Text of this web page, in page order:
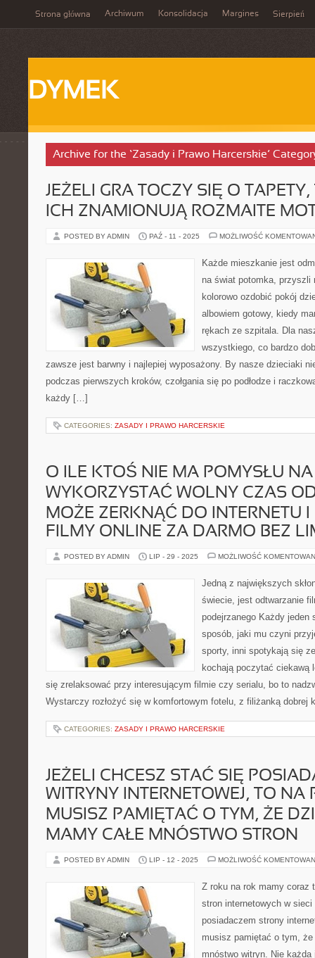
Strona główna Archiwum Konsolidacja Margines Sierpień
DYMEK
Archive for the ‘Zasady i Prawo Harcerskie’
JEŻELI GRA TOCZY SIĘ O
ICH ZNAMIONUJĄ ROZMAITE
POSTED BY ADMIN PAŹ - 11 - 2025 MOŻLIWOŚĆ
Każde mieszkanie jest
na świat potomka, przyszli
kolorowo ozdobić pokój
albowiem gotowy, kiedy
rękach ze szpitala. Dla
wszystkiego, co bardzo
zawsze jest barwny i najlepiej wyposażony. By nasze dzieciaki
podczas pierwszych kroków, czołgania się po podłodze i
każdy […]
CATEGORIES: ZASADY I PRAWO HARCERSKIE
O ILE KTOŚ NIE MA POMYSŁU
WYKORZYSTAĆ WOLNY CZAS
MOŻE ZERKNĄĆ DO INTERNETU I
FILMY ONLINE ZA DARMO BEZ
POSTED BY ADMIN LIP - 29 - 2025 MOŻLIWOŚĆ
Jedną z największych
świecie, jest odtwarzanie
podejrzanego Każdy jeden
sposób, jaki mu czyni
sporty, inni spotykają się
kochają poczytać ciekawą
się zrelaksować przy interesującym filmie czy serialu, bo to
Wystarczy rozłożyć się w komfortowym fotelu, z filiżanką
CATEGORIES: ZASADY I PRAWO HARCERSKIE
JEŻELI CHCESZ STAĆ SIĘ
WITRYNY INTERNETOWEJ, TO NA
MUSISZ PAMIĘTAĆ O TYM, ŻE
MAMY CAŁE MNÓSTWO STRON
POSTED BY ADMIN LIP - 12 - 2025 MOŻLIWOŚĆ
Z roku na rok mamy coraz
stron internetowych w
posiadaczem strony
musisz pamiętać o tym,
mnóstwo witryn. Nie